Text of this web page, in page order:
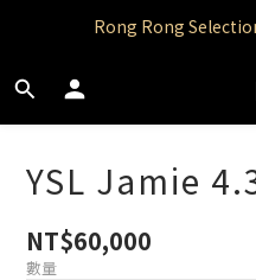
Rong Rong Paradise｜
Rong Rong
Rong Rong
YSL Jamie
NT$60,000
數量